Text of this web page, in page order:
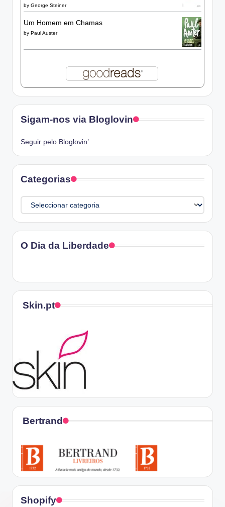
by George Steiner
Um Homem em Chamas
by Paul Auster
Sigam-nos via Bloglovin
Seguir pelo Bloglovin’
Categorias
Categorias
O Dia da Liberdade
Skin.pt
Bertrand
Shopify